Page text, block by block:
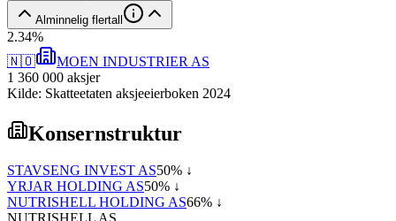
Alminnelig flertall
2.34%
🇳🇴
MOEN INDUSTRIER AS
1 360 000 aksjer
Kilde: Skatteetaten aksjeeierboken 2024
Konsernstruktur
STAVSENG INVEST AS50% ↓
YRJAR HOLDING AS50% ↓
NUTRISHELL HOLDING AS66% ↓